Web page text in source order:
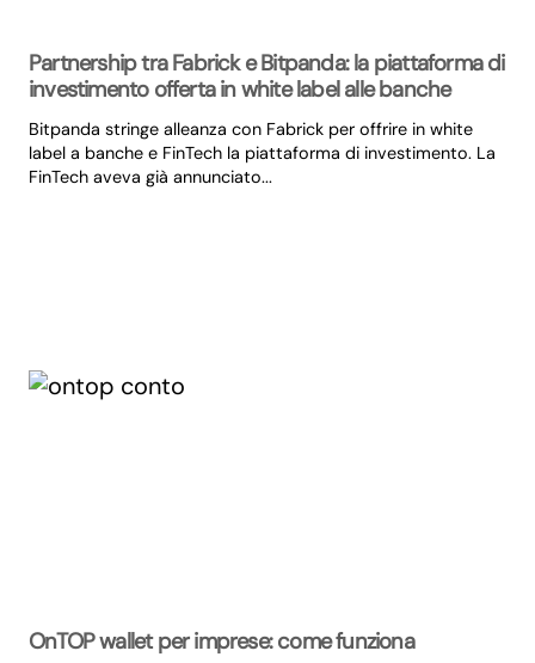
Partnership tra Fabrick e Bitpanda: la piattaforma di
investimento offerta in white label alle banche
Bitpanda stringe alleanza con Fabrick per offrire in white
label a banche e FinTech la piattaforma di investimento. La
FinTech aveva già annunciato...
OnTOP wallet per imprese: come funziona